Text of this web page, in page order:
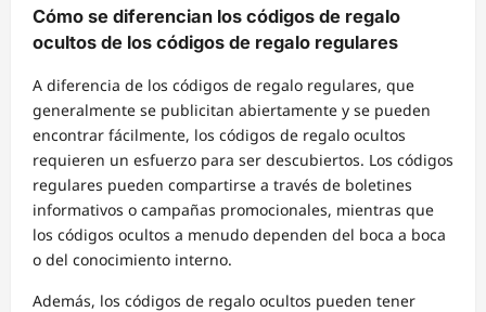
Cómo se diferencian los códigos de regalo
ocultos de los códigos de regalo regulares
A diferencia de los códigos de regalo regulares, que
generalmente se publicitan abiertamente y se pueden
encontrar fácilmente, los códigos de regalo ocultos
requieren un esfuerzo para ser descubiertos. Los códigos
regulares pueden compartirse a través de boletines
informativos o campañas promocionales, mientras que
los códigos ocultos a menudo dependen del boca a boca
o del conocimiento interno.
Además, los códigos de regalo ocultos pueden tener